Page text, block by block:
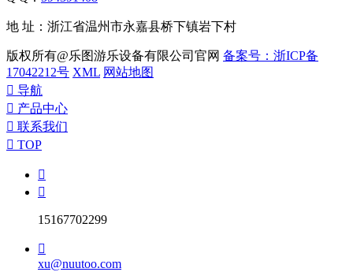
地 址：浙江省温州市永嘉县桥下镇岩下村
版权所有@乐图游乐设备有限公司官网 备案号：浙ICP备
17042212号 XML 网站地图
 导航
 产品中心
 联系我们
 TOP


15167702299

xu@nuutoo.com